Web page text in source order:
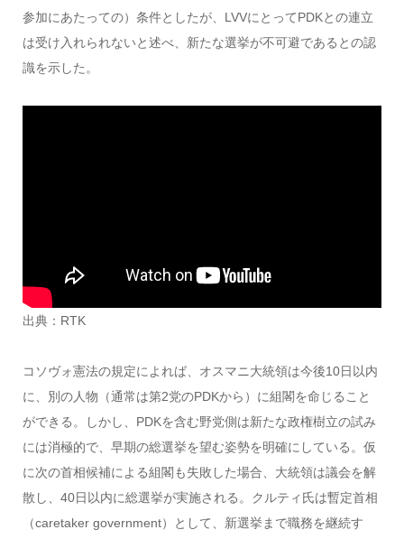
参加にあたっての）条件としたが、LVVにとってPDKとの連立
は受け入れられないと述べ、新たな選挙が不可避であるとの認
識を示した。
出典：RTK
コソヴォ憲法の規定によれば、オスマニ大統領は今後10日以内
に、別の人物（通常は第2党のPDKから）に組閣を命じること
ができる。しかし、PDKを含む野党側は新たな政権樹立の試み
には消極的で、早期の総選挙を望む姿勢を明確にしている。仮
に次の首相候補による組閣も失敗した場合、大統領は議会を解
散し、40日以内に総選挙が実施される。クルティ氏は暫定首相
（caretaker government）として、新選挙まで職務を継続す